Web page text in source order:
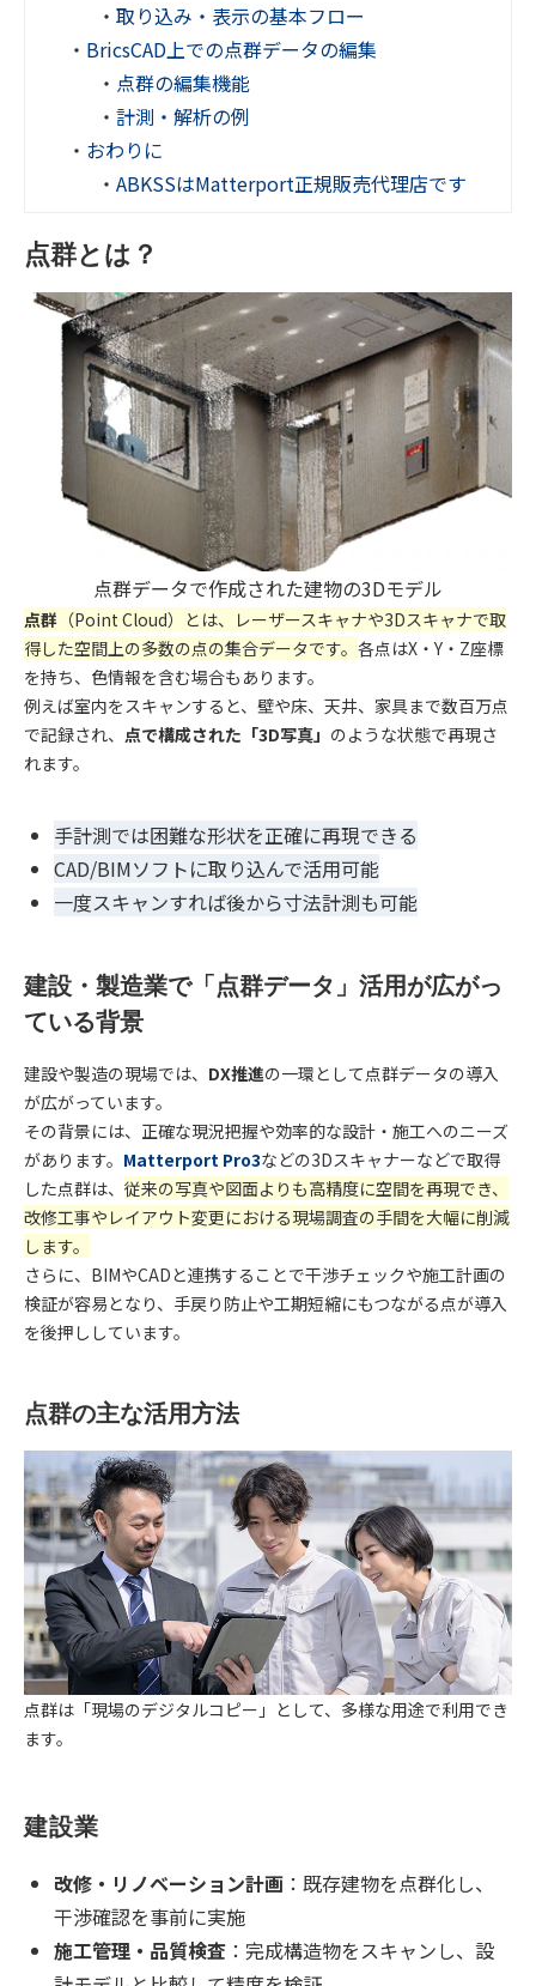
・ 取り込み・表示の基本フロー
・ BricsCAD上での点群データの編集
・ 点群の編集機能
・ 計測・解析の例
・ おわりに
・ ABKSSはMatterport正規販売代理店です
点群とは？
点群データで作成された建物の3Dモデル
点群 （Point Cloud）とは、レーザースキャナや3Dスキャナで取
得した空間上の多数の点の集合データです。 各点はX ・ Y ・ Z座標
を持ち、色情報を含む場合もあります。
例えば室内をスキャンすると、壁や床、天井、家具まで数百万点
で記録され、 点で構成された「3D写真」 のような状態で再現さ
れます。
手計測では困難な形状を正確に再現できる
CAD/BIMソフトに取り込んで活用可能
一度スキャンすれば後から寸法計測も可能
建設・製造業で「点群データ」活用が広がっ
ている背景
建設や製造の現場では、 DX推進の一環として点群データの導入
が広がっています。
その背景には、正確な現況把握や効率的な設計・施工へのニーズ
があります。 Matterport Pro3などの3Dスキャナーなどで取得
した点群は、 従来の写真や図面よりも高精度に空間を再現でき、
改修工事やレイアウト変更における現場調査の手間を大幅に削減
します。
さらに、BIMやCADと連携することで干渉チェックや施工計画の
検証が容易となり、手戻り防止や工期短縮にもつながる点が導入
を後押ししています。
点群の主な活用方法
点群は「現場のデジタルコピー」として、多様な用途で利用でき
ます。
建設業
改修・リノベーション計画 ：既存建物を点群化し、
干渉確認を事前に実施
施工管理・品質検査 ：完成構造物をスキャンし、設